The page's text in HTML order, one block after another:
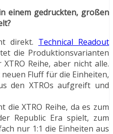
einem gedruckten, großen
direkt. Technical Readout
die Produktionsvarianten
Reihe, aber nicht alle.
Fluff für die Einheiten,
den XTROs aufgreift und
die XTRO Reihe, da es zum
Republic Era spielt, zum
nur 1:1 die Einheiten aus